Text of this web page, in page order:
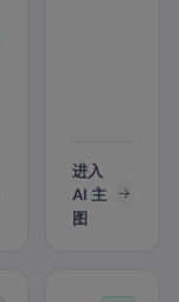
进入
AI 主
图